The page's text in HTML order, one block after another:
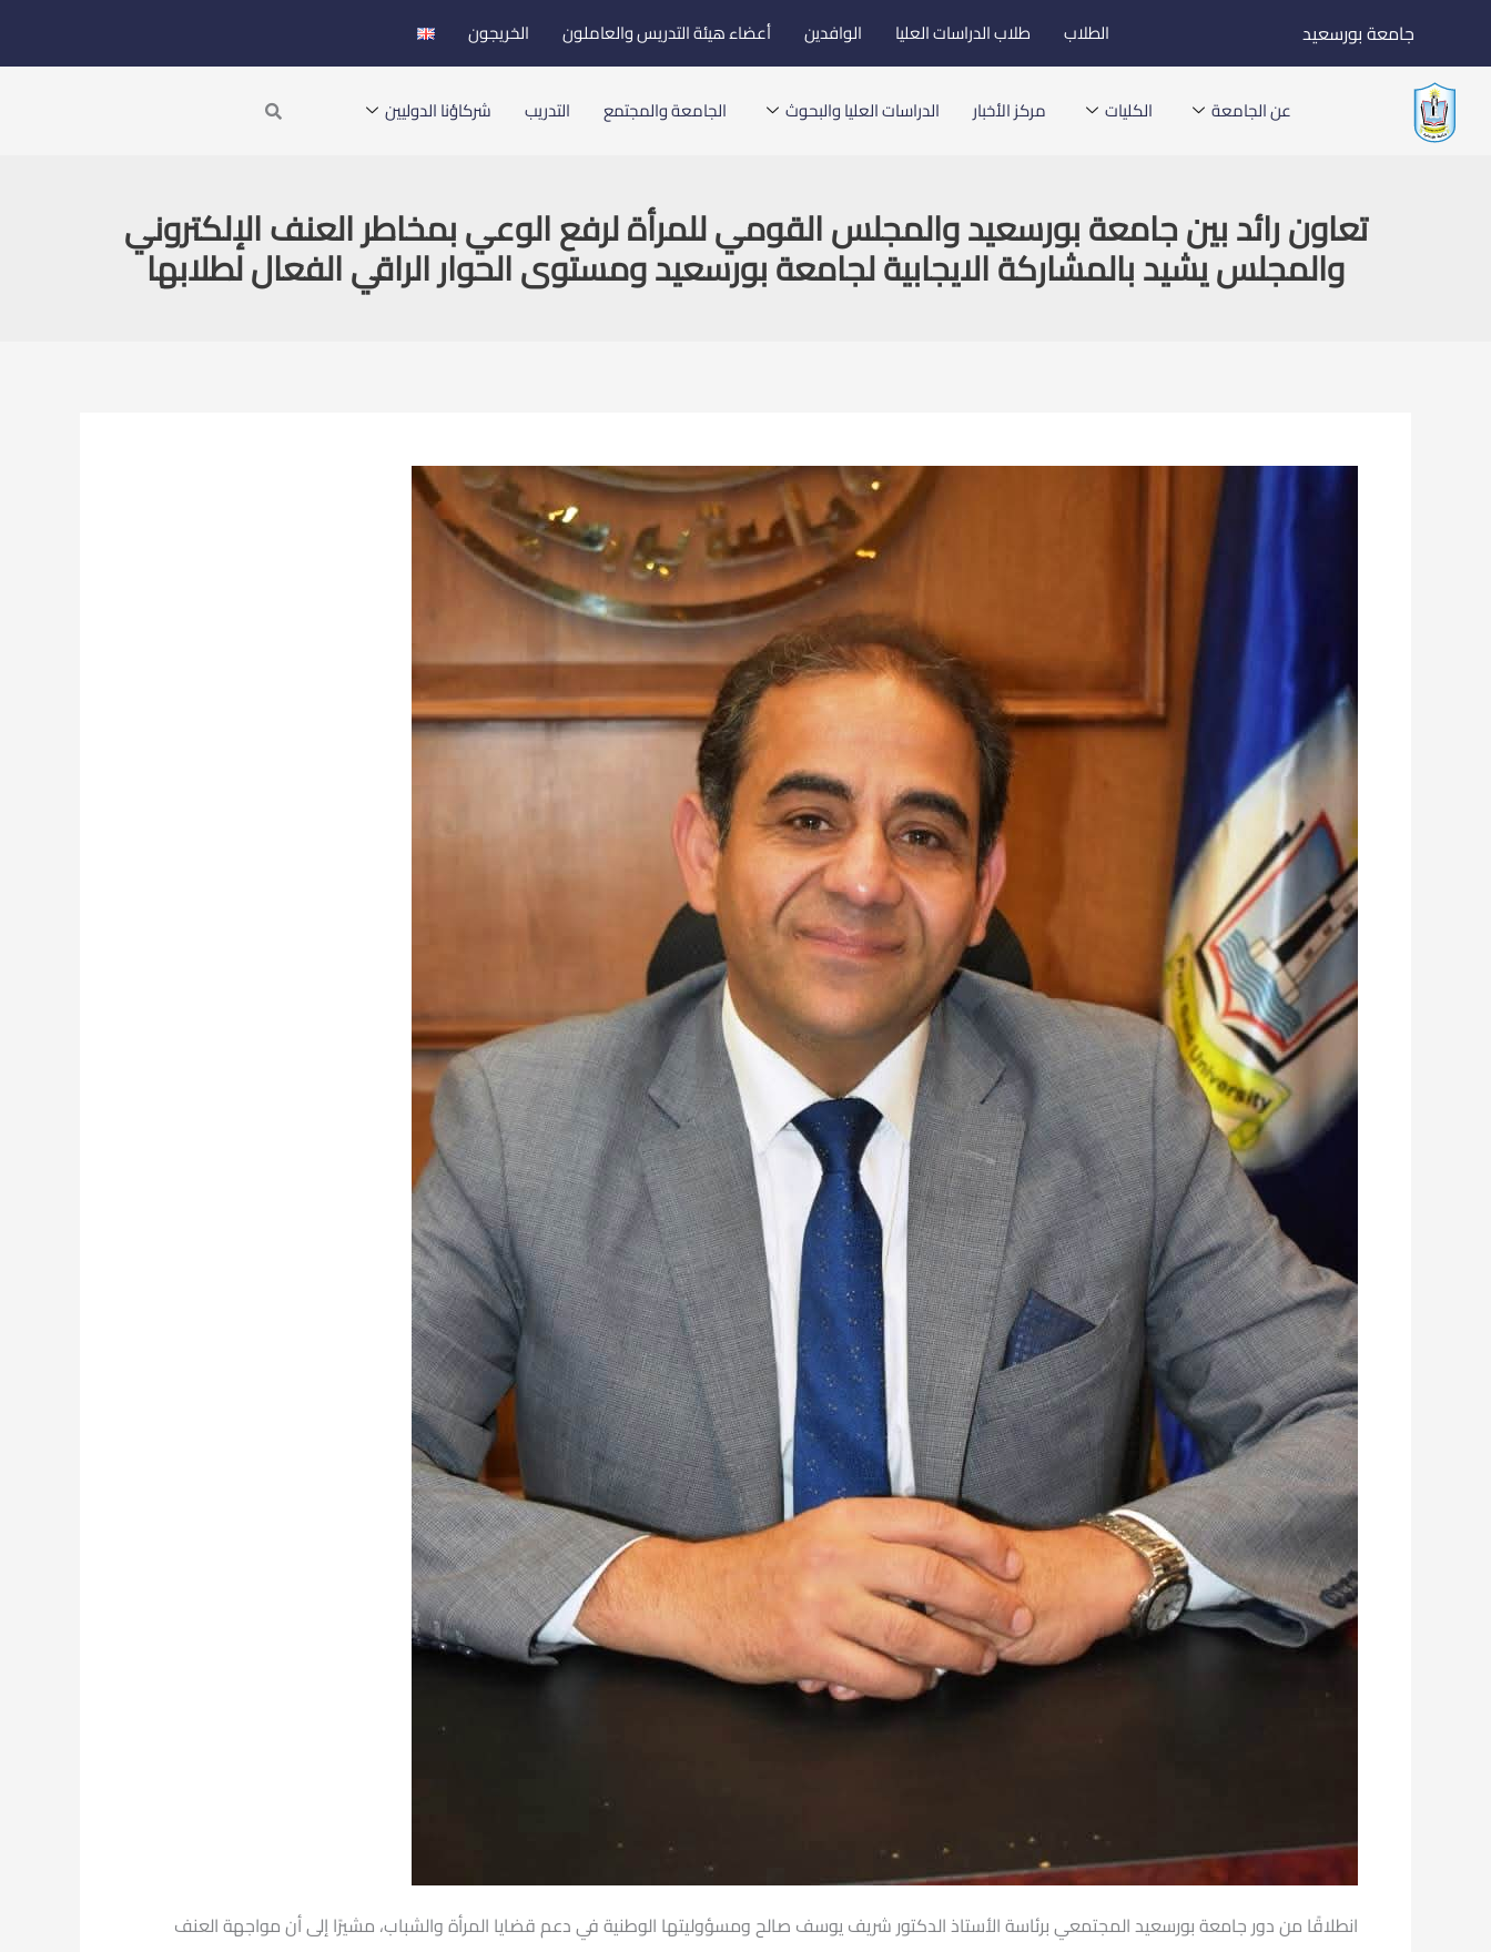
إلى
المحتوى
جامعة بورسعيد الطلاب طلاب الدراسات العليا الوافدين أعضاء هيئة التدريس والعاملون الخريجون
عن الجامعة الكليات مركز الأخبار الدراسات العليا والبحوث الجامعة والمجتمع التدريب شركاؤنا الدوليين Search
تعاون رائد بين جامعة بورسعيد والمجلس القومي للمرأة لرفع الوعي بمخاطر العنف الإلكتروني
والمجلس يشيد بالمشاركة الايجابية لجامعة بورسعيد ومستوى الحوار الراقي الفعال لطلابها
انطلاقًا من دور جامعة بورسعيد المجتمعي برئاسة الأستاذ الدكتور شريف يوسف صالح ومسؤوليتها الوطنية في دعم قضايا المرأة والشباب، مشيرًا إلى أن مواجهة العنف